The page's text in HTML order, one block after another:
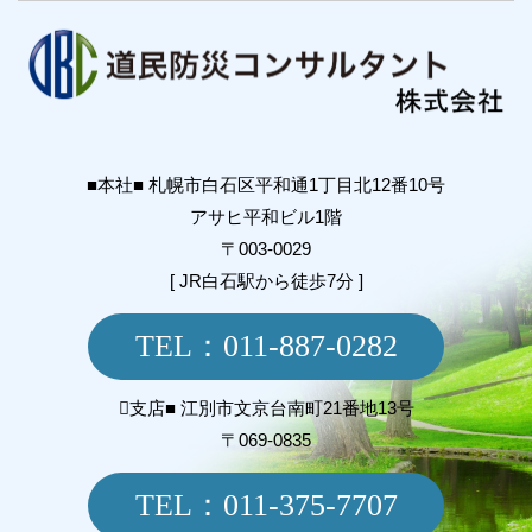
■本社■ 札幌市白石区平和通1丁目北12番10号
アサヒ平和ビル1階
〒003-0029
[ JR白石駅から徒歩7分 ]
TEL：011-887-0282
支店■江別市文京台南町21番地13号
〒069-0835
TEL：011-375-7707